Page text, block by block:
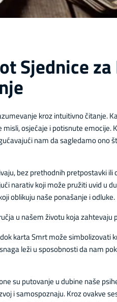
Sjednice
kroz intuitivno čitanje.
osjećaje i potisnute emocije.
nam da sagledamo ono
bez prethodnih pretpostavki ili
narativ koji može pružiti uvid u
oblikuju naše ponašanje i odluke.
u našem životu koja zahtevaju
karta Smrt može simbolizovati
leži u sposobnosti da nam
su putovanje u dubine naše
i samospoznaju. Kroz ovakve